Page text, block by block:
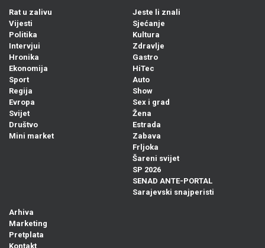
Rat u zalivu
Vijesti
Politika
Intervjui
Hronika
Ekonomija
Sport
Regija
Evropa
Svijet
Društvo
Mini market
Jeste li znali
Sjećanje
Kultura
Zdravlje
Gastro
HiTec
Auto
Show
Sex i grad
Žena
Estrada
Zabava
Frljoka
Šareni svijet
SP 2026
SENAD ANTE-PORTAL
Sarajevski snajperisti
Arhiva
Marketing
Pretplata
Kontakt